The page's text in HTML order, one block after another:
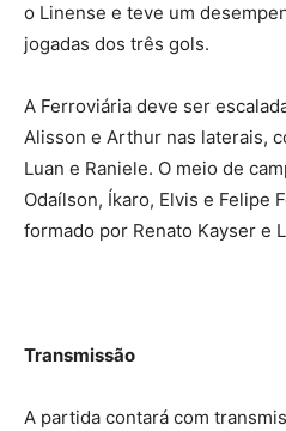
o Linense e teve um
jogadas dos três gols.
A Ferroviária deve ser
Alisson e Arthur nas laterais,
Luan e Raniele. O meio de
Odaílson, Íkaro, Elvis e Felipe
formado por Renato Kayser e
Transmissão
A partida contará com